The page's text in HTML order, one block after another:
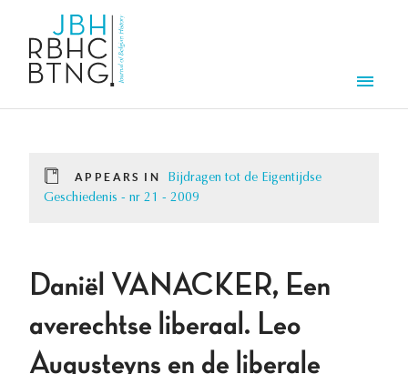
APPEARS IN
Bijdragen tot de Eigentijdse
Geschiedenis - nr 21 - 2009
Daniël VANACKER, Een
averechtse liberaal. Leo
Augusteyns en de liberale